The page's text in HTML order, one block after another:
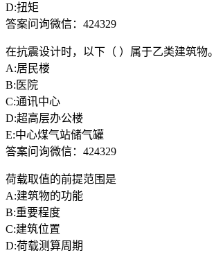
D:扭矩
答案问询微信：424329
在抗震设计时，以下（ ）属于乙类建筑物。
A:居民楼
B:医院
C:通讯中心
D:超高层办公楼
E:中心煤气站储气罐
答案问询微信：424329
荷载取值的前提范围是
A:建筑物的功能
B:重要程度
C:建筑位置
D:荷载测算周期